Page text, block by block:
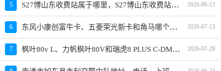
5 S27博山东收费站属于哪里，S27博山东收费站入口的详细地址 2026-06-12
6 东风小康创富牛卡、五菱荣光新卡和角马哪个更值得买？性价比、配置对比 2026-07-13
7 枫叶80v L、力帆枫叶80V和瑞虎8 PLUS C-DM哪个更值得买？性价比、配置对比 2026-07-28